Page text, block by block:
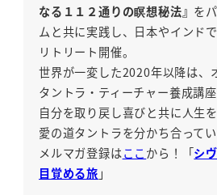
なる１１２通りの瞑想秘法』 を
ムと共に実践し、日本やインド
リトリート開催。
世界が一変した2020年以降は、
タントラ・ティーチャー養成講
自分を取り戻し喜びと共に人生
愛の道タントラを分かち合ってい
メルマガ登録はここ から！「シ
目覚める旅 」